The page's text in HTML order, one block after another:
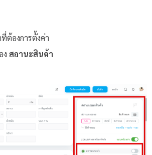
ต้องการตั้งค่า
ง สถานะสินค้า